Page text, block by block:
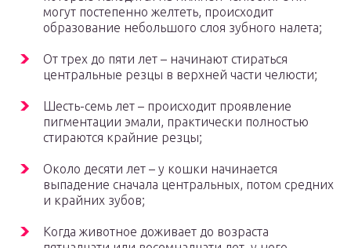
могут постепенно желтеть, происходит
образование небольшого слоя зубного налета;
От трех до пяти лет – начинают стираться
центральные резцы в верхней части челюсти;
Шесть-семь лет – происходит проявление
пигментации эмали, практически полностью
стираются крайние резцы;
Около десяти лет – у кошки начинается
выпадение сначала центральных, потом средних
и крайних зубов;
Когда животное доживает до возраста